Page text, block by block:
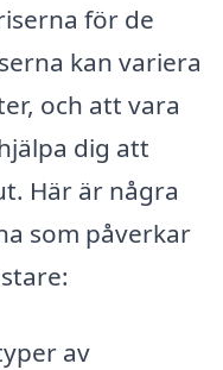
för de
kan variera
och att vara
dig att
Här är några
som påverkar
av